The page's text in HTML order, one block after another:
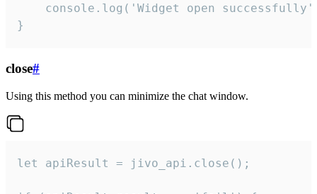
console.log('Widget open
}
close#
Using this method you can minimize the chat window.
let apiResult = jivo_api.close();